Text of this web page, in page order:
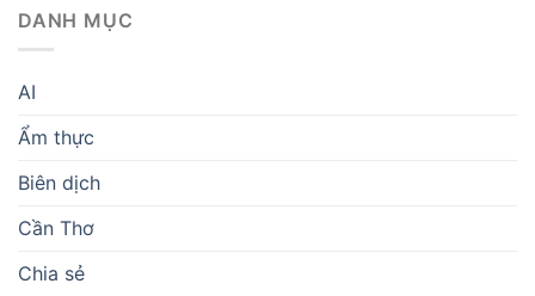
DANH MỤC
AI
Ẩm thực
Biên dịch
Cần Thơ
Chia sẻ